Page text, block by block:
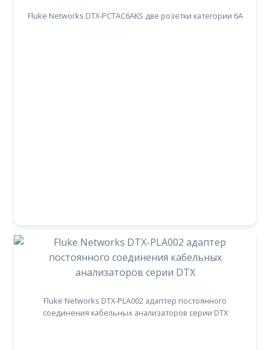
Fluke Networks DTX-PCTAC6AKS две розетки категории 6A
Fluke Networks DTX-PLA002 адаптер постоянного
соединения кабельных анализаторов серии DTX